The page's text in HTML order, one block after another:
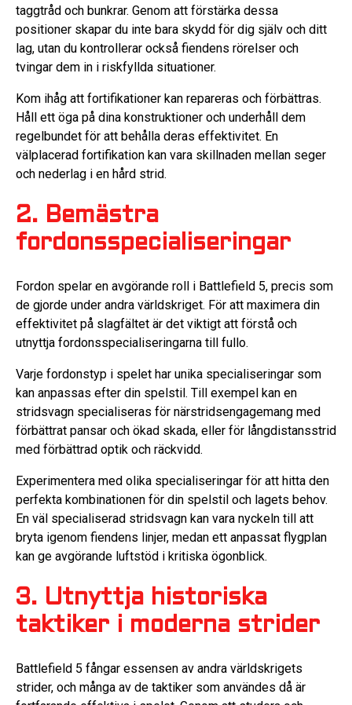
taggtråd och bunkrar. Genom att förstärka dessa
positioner skapar du inte bara skydd för dig själv och ditt
lag, utan du kontrollerar också fiendens rörelser och
tvingar dem in i riskfyllda situationer.
Kom ihåg att fortifikationer kan repareras och förbättras.
Håll ett öga på dina konstruktioner och underhåll dem
regelbundet för att behålla deras effektivitet. En
välplacerad fortifikation kan vara skillnaden mellan seger
och nederlag i en hård strid.
2. Bemästra
fordonsspecialiseringar
Fordon spelar en avgörande roll i Battlefield 5, precis som
de gjorde under andra världskriget. För att maximera din
effektivitet på slagfältet är det viktigt att förstå och
utnyttja fordonsspecialiseringarna till fullo.
Varje fordonstyp i spelet har unika specialiseringar som
kan anpassas efter din spelstil. Till exempel kan en
stridsvagn specialiseras för närstridsengagemang med
förbättrat pansar och ökad skada, eller för långdistansstrid
med förbättrad optik och räckvidd.
Experimentera med olika specialiseringar för att hitta den
perfekta kombinationen för din spelstil och lagets behov.
En väl specialiserad stridsvagn kan vara nyckeln till att
bryta igenom fiendens linjer, medan ett anpassat flygplan
kan ge avgörande luftstöd i kritiska ögonblick.
3. Utnyttja historiska
taktiker i moderna strider
Battlefield 5 fångar essensen av andra världskrigets
strider, och många av de taktiker som användes då är